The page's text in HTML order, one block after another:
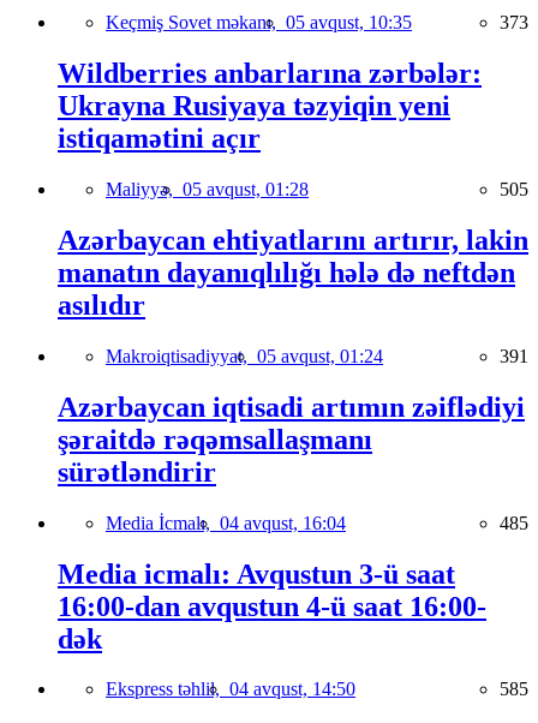
Keçmiş Sovet məkanı, 05 avqust, 10:35 373
Wildberries anbarlarına zərbələr:
Ukrayna Rusiyaya təzyiqin yeni
istiqamətini açır
Maliyyə, 05 avqust, 01:28 505
Azərbaycan ehtiyatlarını artırır, lakin
manatın dayanıqlılığı hələ də neftdən
asılıdır
Makroiqtisadiyyat, 05 avqust, 01:24 391
Azərbaycan iqtisadi artımın zəiflədiyi
şəraitdə rəqəmsallaşmanı
sürətləndirir
Media İcmalı, 04 avqust, 16:04 485
Media icmalı: Avqustun 3-ü saat
16:00-dan avqustun 4-ü saat 16:00-
dək
Ekspress təhlil, 04 avqust, 14:50 585